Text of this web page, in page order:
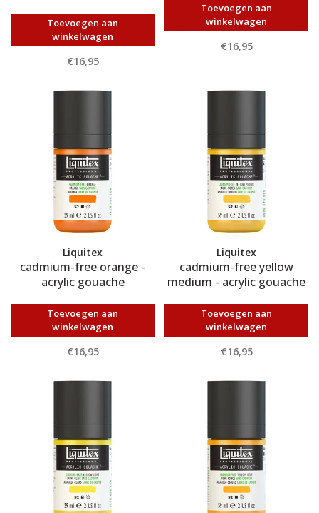
Toevoegen aan
winkelwagen
€16,95
Toevoegen aan
winkelwagen
€16,95
Liquitex
cadmium-free orange -
acrylic gouache
Toevoegen aan
winkelwagen
€16,95
Liquitex
cadmium-free yellow
medium - acrylic gouache
Toevoegen aan
winkelwagen
€16,95